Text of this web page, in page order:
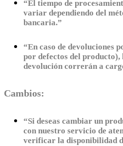
“El tiempo de
variar dependiendo del
bancaria.”
“En caso de devoluciones
por defectos del producto),
devolución correrán a
Cambios:
“Si deseas cambiar un
con nuestro servicio de
verificar la disponibilidad